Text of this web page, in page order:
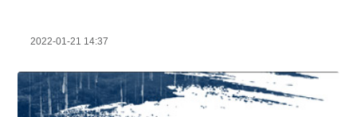
2022-01-21 14:37